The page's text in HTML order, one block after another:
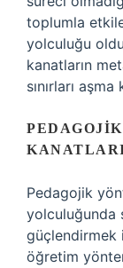
toplumla
yolculuğu
kanatların
sınırları
Pedagojik
yolculuğunda
güçlendirmek
öğretim